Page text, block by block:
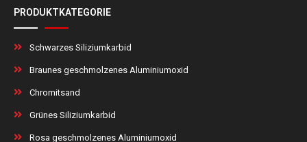
PRODUKTKATEGORIE
Schwarzes Siliziumkarbid
Braunes geschmolzenes Aluminiumoxid
Chromitsand
Grünes Siliziumkarbid
Rosa geschmolzenes Aluminiumoxid